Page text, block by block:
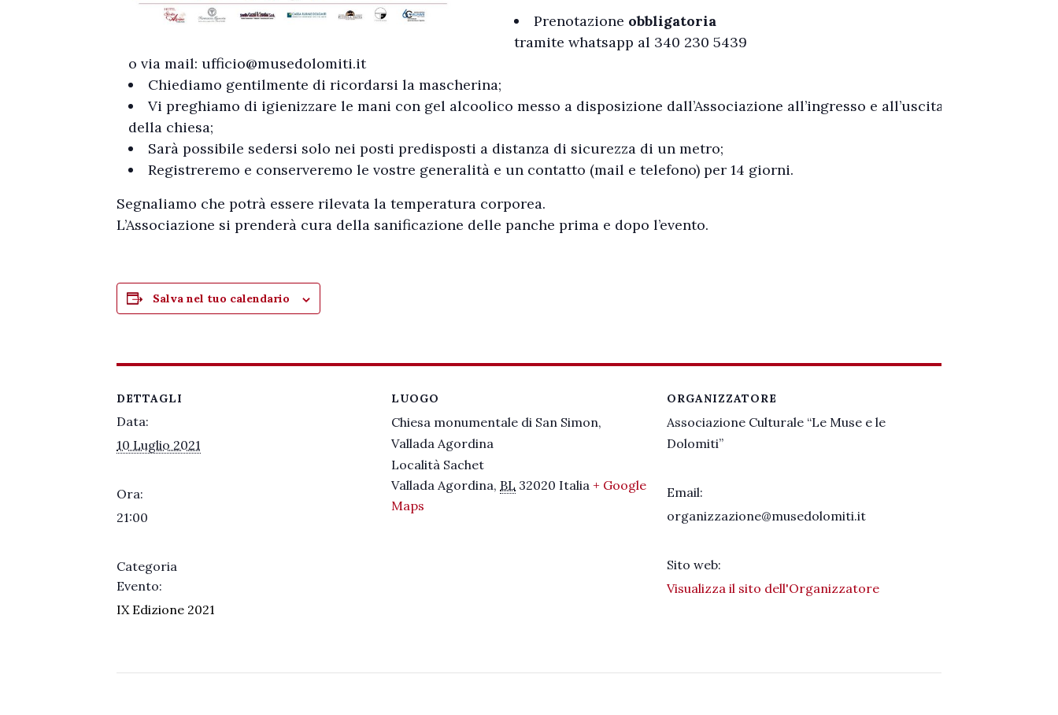
Prenotazione obbligatoria
tramite whatsapp al 340 230 5439
o via mail: ufficio@musedolomiti.it
Chiediamo gentilmente di ricordarsi la mascherina;
Vi preghiamo di igienizzare le mani con gel alcoolico messo a disposizione dall’Associazione all’ingresso e all’uscita
della chiesa;
Sarà possibile sedersi solo nei posti predisposti a distanza di sicurezza di un metro;
Registreremo e conserveremo le vostre generalità e un contatto (mail e telefono) per 14 giorni.
Segnaliamo che potrà essere rilevata la temperatura corporea.
L’Associazione si prenderà cura della sanificazione delle panche prima e dopo l’evento.
Salva nel tuo calendario
DETTAGLI
Data:
10 Luglio 2021
Ora:
21:00
Categoria
Evento:
IX Edizione 2021
LUOGO
Chiesa monumentale di San Simon,
Vallada Agordina
Località Sachet
Vallada Agordina, BL 32020 Italia + Google
Maps
ORGANIZZATORE
Associazione Culturale “Le Muse e le
Dolomiti”
Email:
organizzazione@musedolomiti.it
Sito web:
Visualizza il sito dell'Organizzatore